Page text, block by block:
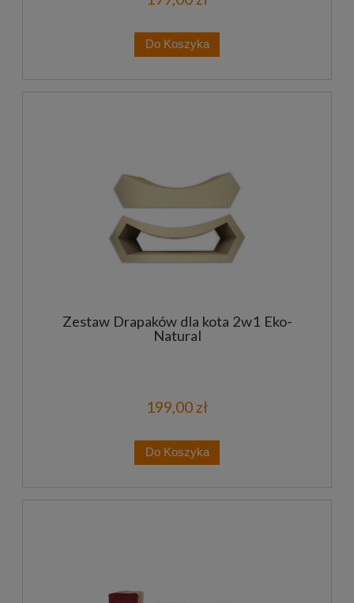
Do Koszyka
Zestaw Drapaków dla kota 2w1 Eko-
Natural
199,00 zł
Do Koszyka